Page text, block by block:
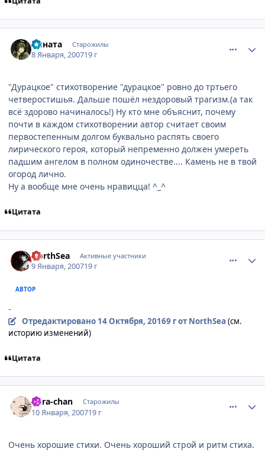
Хината Старожилы
8 Января, 200719 г
"Дурацкое" стихотворение "дурацкое" ровно до тртьего
четверостишья. Дальше пошёл нездоровый трагизм.(а так
всё здорово начиналось!) Ну кто мне объяснит, почему
почти в каждом стихотворении автор считает своим
первостепенным долгом буквально распять своего
лирического героя, который непременно должен умереть
падшим ангелом в полном одиночестве.... Камень не в твой
огород лично.
Ну а вообще мне очень нравицца! ^_^
Цитата
NorthSea Активные участники
9 Января, 200719 г
АВТОР
-
Отредактировано 14 Октября, 20169 гот NorthSea (см.
историю изменений)
Цитата
Kura-chan Старожилы
10 Января, 200719 г
Очень хорошие стихи. Очень хороший строй и ритм стиха.